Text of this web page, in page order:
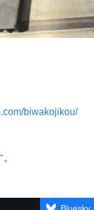
biwakojikou/